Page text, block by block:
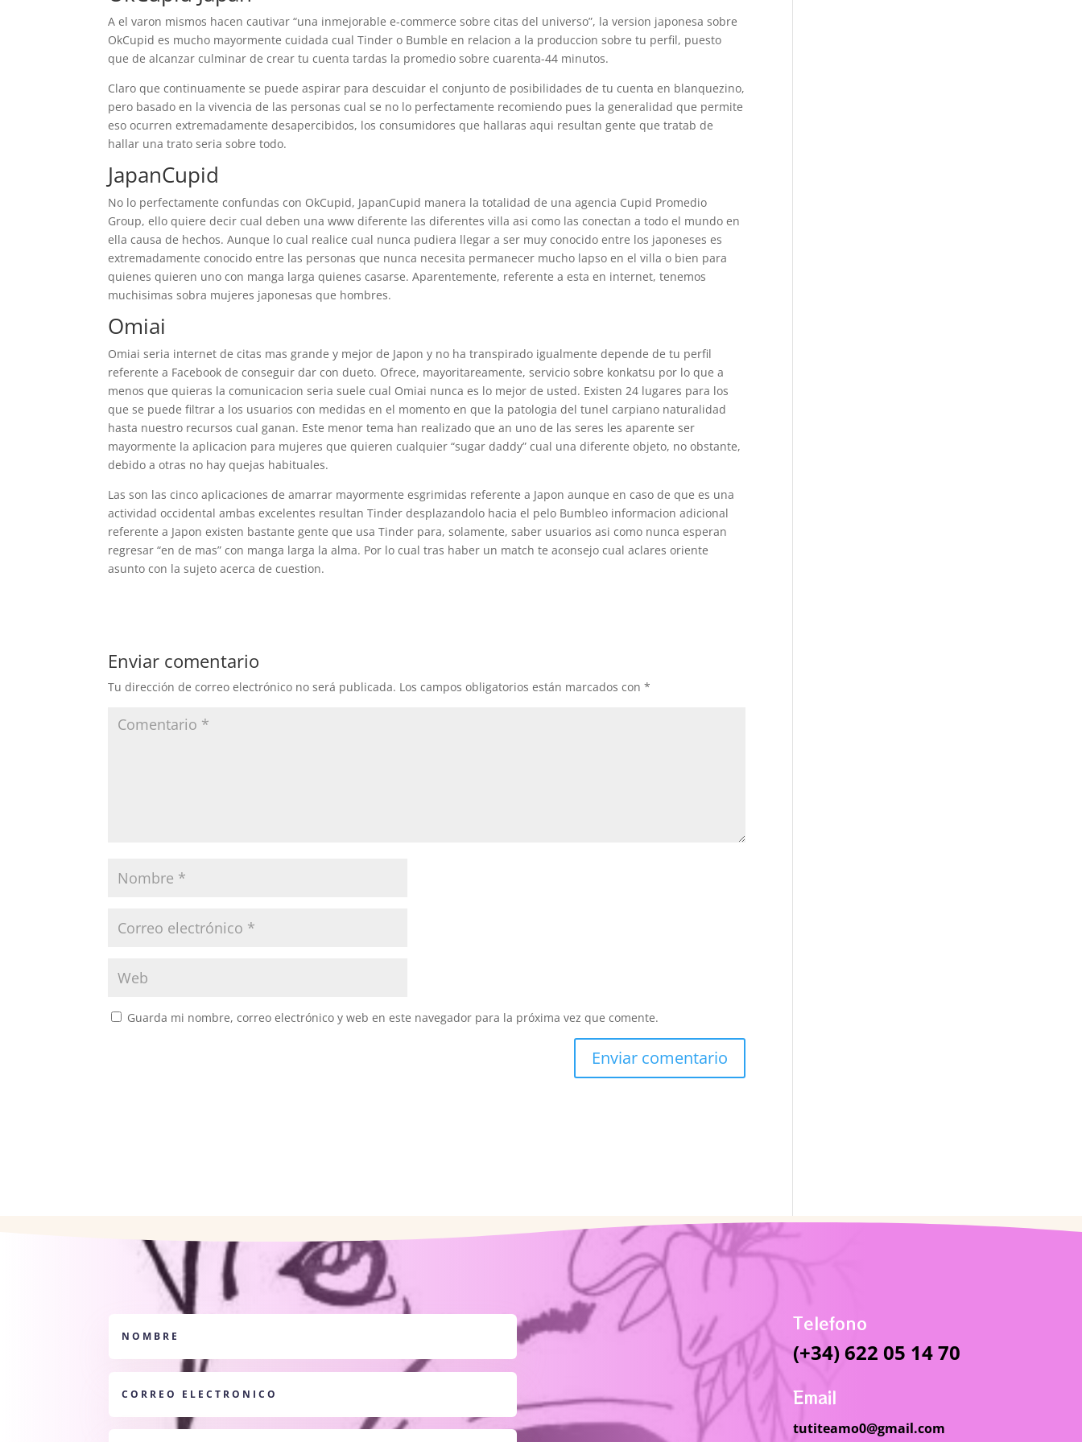
A el varon mismos hacen cautivar “una inmejorable e-commerce sobre citas del universo”, la version japonesa sobre
OkCupid es mucho mayormente cuidada cual Tinder o Bumble en relacion a la produccion sobre tu perfil, puesto
que de alcanzar culminar de crear tu cuenta tardas la promedio sobre cuarenta-44 minutos.
Claro que continuamente se puede aspirar para descuidar el conjunto de posibilidades de tu cuenta en blanquezino,
pero basado en la vivencia de las personas cual se no lo perfectamente recomiendo pues la generalidad que permite
eso ocurren extremadamente desapercibidos, los consumidores que hallaras aqui resultan gente que tratab de
hallar una trato seria sobre todo.
JapanCupid
No lo perfectamente confundas con OkCupid, JapanCupid manera la totalidad de una agencia Cupid Promedio
Group, ello quiere decir cual deben una www diferente las diferentes villa asi­ como las conectan a todo el mundo en
ella causa de hechos. Aunque lo cual realice cual nunca pudiera llegar a ser muy conocido entre los japoneses es
extremadamente conocido entre las personas que nunca necesita permanecer mucho lapso en el villa o bien para
quienes quieren uno con manga larga quienes casarse. Aparentemente, referente a esta en internet, tenemos
muchisimas sobra mujeres japonesas que hombres.
Omiai
Omiai seri­a internet de citas mas grande y mejor de Japon y no ha transpirado igualmente depende de tu perfil
referente a Facebook de conseguir dar con dueto. Ofrece, mayoritareamente, servicio sobre konkatsu por lo que a
menos que quieras la comunicacion seria suele cual Omiai nunca es lo mejor de usted. Existen 24 lugares para los
que se puede filtrar a los usuarios con medidas en el momento en que la patologi­a del tunel carpiano naturalidad
hasta nuestro recursos cual ganan. Este menor tema han realizado que an uno de las seres les aparente ser
mayormente la aplicacion para mujeres que quieren cualquier “sugar daddy” cual una diferente objeto, no obstante,
debido a otras no hay quejas habituales.
Las son las cinco aplicaciones de amarrar mayormente esgrimidas referente a Japon aunque en caso de que es una
actividad occidental ambas excelentes resultan Tinder desplazandolo hacia el pelo Bumbleo informacion adicional
referente a Japon existen bastante gente que usa Tinder para, solamente, saber usuarios asi­ como nunca esperan
regresar “en de mas” con manga larga la alma. Por lo cual tras haber un match te aconsejo cual aclares oriente
asunto con la sujeto acerca de cuestion.
Enviar comentario
Tu dirección de correo electrónico no será publicada. Los campos obligatorios están marcados con*
Guarda mi nombre, correo electrónico y web en este navegador para la próxima vez que comente.
Telefono
(+34) 622 05 14 70
Email
tutiteamo0@gmail.com